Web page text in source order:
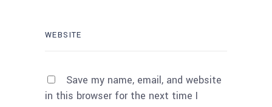
Save my name, email, and website
in this browser for the next time I